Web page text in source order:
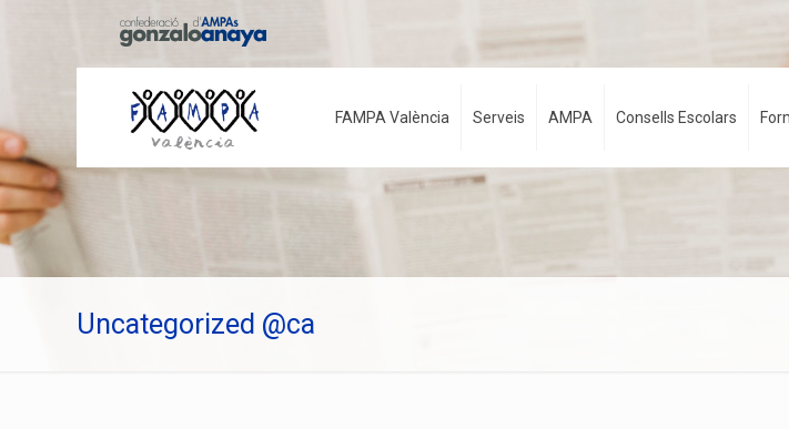
FAMPA València Serveis AMPA Consells Escolars
Uncategorized @ca